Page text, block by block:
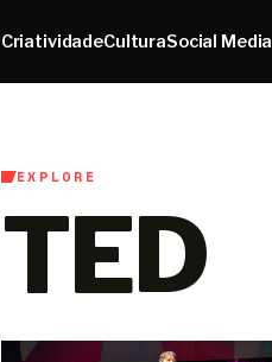
CriatividadeCulturaSocial Media
EXPLORE
TED